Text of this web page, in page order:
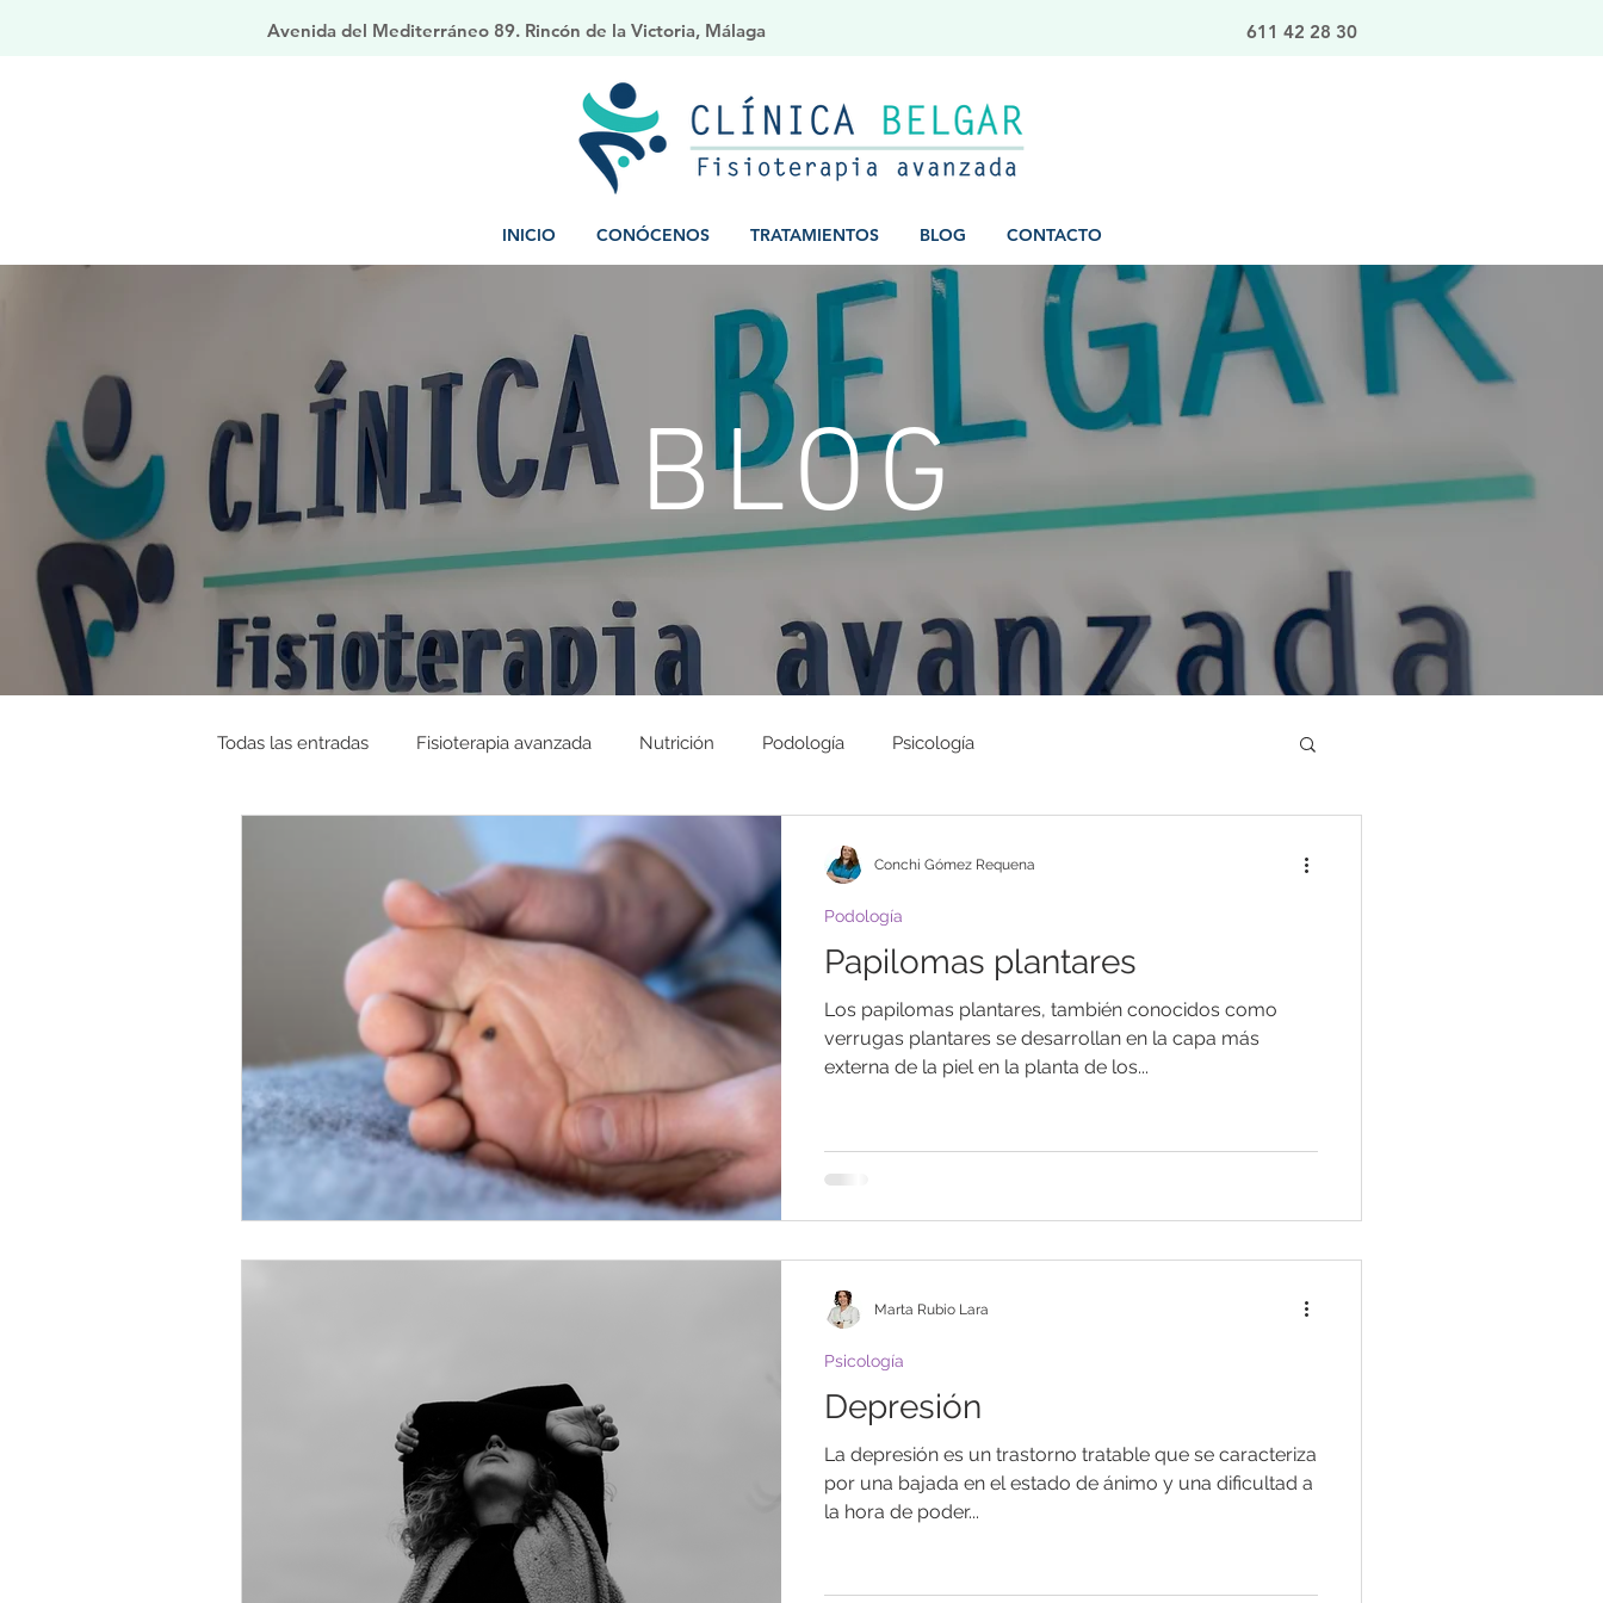
Avenida del Mediterráneo 89. Rincón de la Victoria, Málaga 611 42 28 30
INICIO CONÓCENOS TRATAMIENTOS BLOG CONTACTO
BLOG
Todas las entradas Fisioterapia avanzada Nutrición Podología Psicología
Papilomas plantares
Los papilomas plantares, también conocidos como
verrugas plantares se desarrollan en la capa más
externa de la piel en la planta de los...
Podología
Conchi Gómez Requena
Depresión
La depresión es un trastorno tratable que se caracteriza
por una bajada en el estado de ánimo y una dificultad a
la hora de poder...
Psicología
Marta Rubio Lara